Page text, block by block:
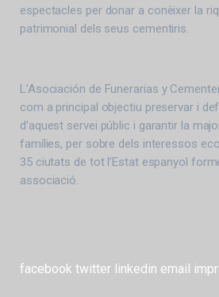
espectacles per donar a conèixer la
patrimonial dels seus cementiris.
L’Asociación de Funerarias y
com a principal objectiu preservar i
d’aquest servei públic i garantir la
famílies, per sobre dels interessos
35 ciutats de tot l’Estat espanyol
associació.
facebook twitter linkedin email